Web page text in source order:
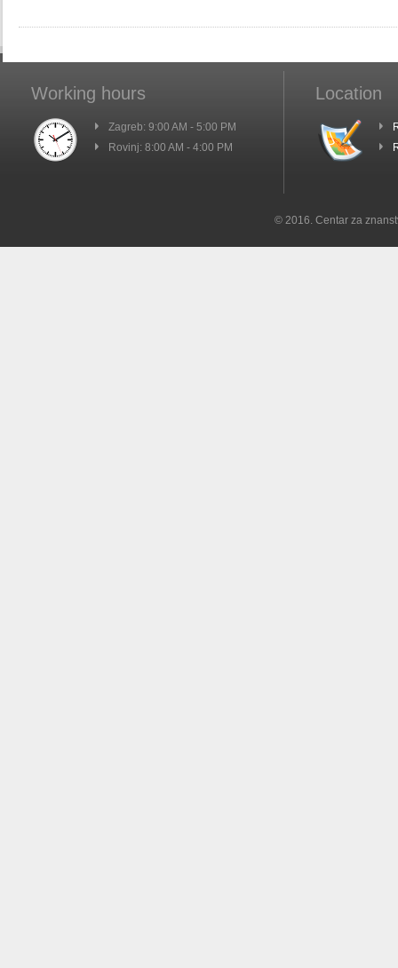
Working hours
Zagreb: 9:00 AM - 5:00 PM
Rovinj: 8:00 AM - 4:00 PM
Location
© 2016. Centar za